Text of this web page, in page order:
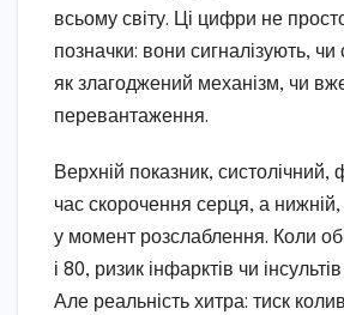
всьому світу. Ці цифри не
позначки: вони сигналізують,
як злагоджений механізм, чи
перевантаження.
Верхній показник, систолічний,
час скорочення серця, а нижній,
у момент розслаблення. Коли
і 80, ризик інфарктів чи
Але реальність хитра: тиск